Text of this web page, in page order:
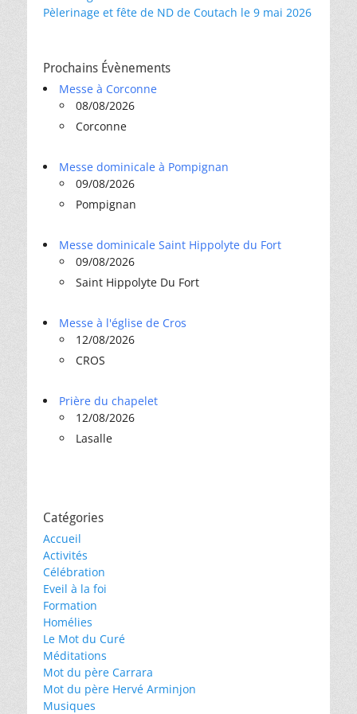
Pèlerinage et fête de ND de Coutach le 9 mai 2026
Prochains Évènements
Messe à Corconne
08/08/2026
Corconne
Messe dominicale à Pompignan
09/08/2026
Pompignan
Messe dominicale Saint Hippolyte du Fort
09/08/2026
Saint Hippolyte Du Fort
Messe à l'église de Cros
12/08/2026
CROS
Prière du chapelet
12/08/2026
Lasalle
Catégories
Accueil
Activités
Célébration
Eveil à la foi
Formation
Homélies
Le Mot du Curé
Méditations
Mot du père Carrara
Mot du père Hervé Arminjon
Musiques